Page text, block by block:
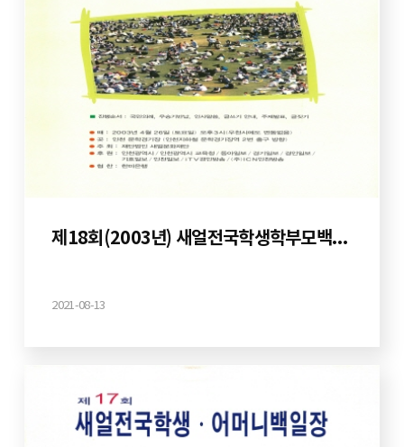
제18회(2003년) 새얼전국학생학부모백일장
2021-08-13